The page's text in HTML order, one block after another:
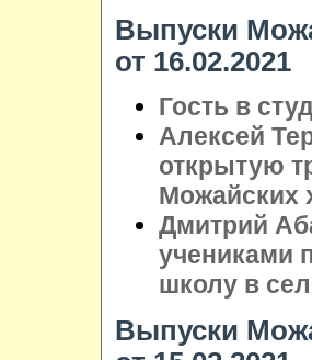
Выпуски
от 16.02.2021
Гость в
Алексей
открытую
Можайских
Дмитрий
учениками
школу в
Выпуски